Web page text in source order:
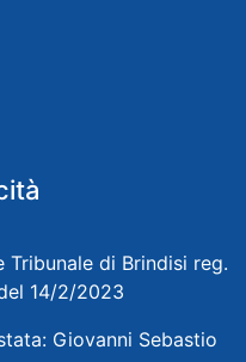
Tribunale di Brindisi reg.
14/2/2023
Giovanni Sebastio